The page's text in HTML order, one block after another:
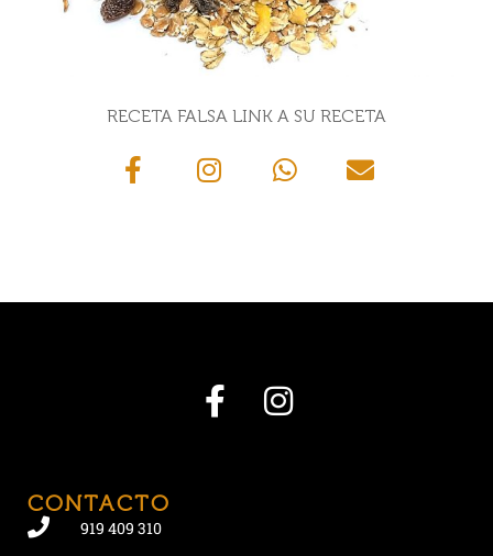
RECETA FALSA LINK A SU RECETA
CONTACTO
919 409 310